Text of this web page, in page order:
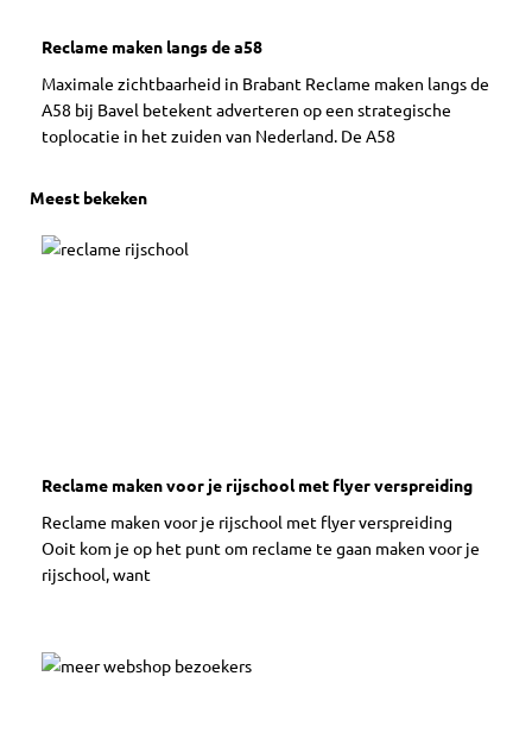
Reclame maken langs de a58
Maximale zichtbaarheid in Brabant Reclame maken langs de
A58 bij Bavel betekent adverteren op een strategische
toplocatie in het zuiden van Nederland. De A58
Meest bekeken
Reclame maken voor je rijschool met flyer verspreiding
Reclame maken voor je rijschool met flyer verspreiding
Ooit kom je op het punt om reclame te gaan maken voor je
rijschool, want